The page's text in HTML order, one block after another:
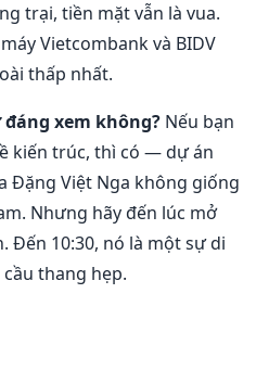
trại, tiền mặt vẫn là vua.
Vietcombank và BIDV
thấp nhất.
xem không? Nếu bạn
kiến trúc, thì có — dự án
Đặng Việt Nga không giống
Nhưng hãy đến lúc mở
Đến 10:30, nó là một sự di
thang hẹp.